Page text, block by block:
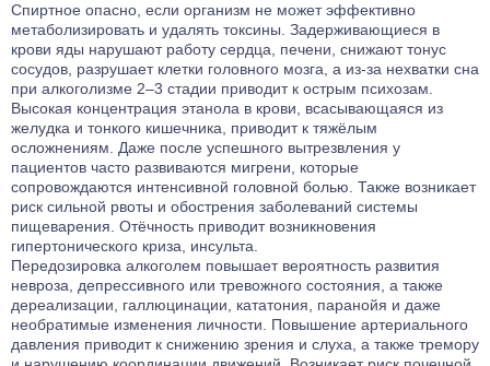
Спиртное опасно, если организм не может эффективно
метаболизировать и удалять токсины. Задерживающиеся в
крови яды нарушают работу сердца, печени, снижают тонус
сосудов, разрушает клетки головного мозга, а из-за нехватки сна
при алкоголизме 2–3 стадии приводит к острым психозам.
Высокая концентрация этанола в крови, всасывающаяся из
желудка и тонкого кишечника, приводит к тяжёлым
осложнениям. Даже после успешного вытрезвления у
пациентов часто развиваются мигрени, которые
сопровождаются интенсивной головной болью. Также возникает
риск сильной рвоты и обострения заболеваний системы
пищеварения. Отёчность приводит возникновения
гипертонического криза, инсульта.
Передозировка алкоголем повышает вероятность развития
невроза, депрессивного или тревожного состояния, а также
дереализации, галлюцинации, кататония, паранойя и даже
необратимые изменения личности. Повышение артериального
давления приводит к снижению зрения и слуха, а также тремору